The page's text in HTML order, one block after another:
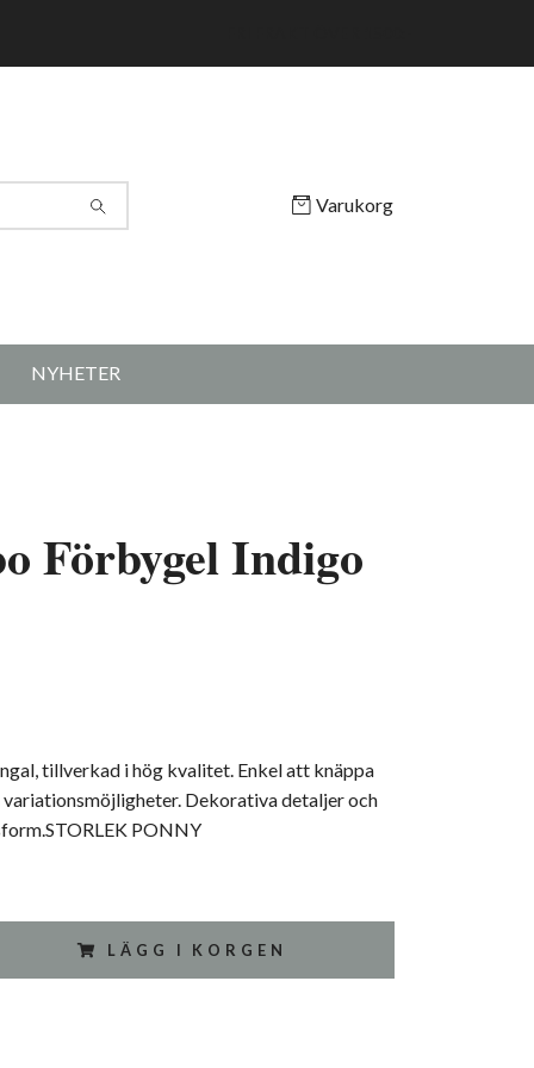
Varukorg
NYHETER
Förbygel Indigo
tillverkad i hög kvalitet. Enkel att knäppa
variationsmöjligheter. Dekorativa detaljer och
PONNY
LÄGG I KORGEN